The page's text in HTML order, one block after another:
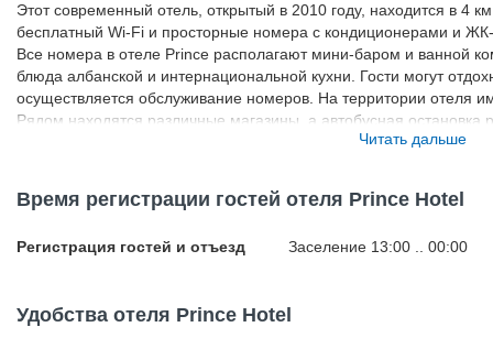
Этот современный отель, открытый в 2010 году, находится в 4
бесплатный Wi-Fi и просторные номера с кондиционерами и
Все номера в отеле Prince располагают мини-баром и ванной
блюда албанской и интернациональной кухни. Гости могут
осуществляется обслуживание номеров. На территории отеля
Рядом находятся различные магазины, а автобусная остановка
Читать дальше
Время регистрации гостей отеля Prince Hotel
Регистрация гостей и отъезд Заселение 13:00 .. 00:00
Удобства отеля Prince Hotel